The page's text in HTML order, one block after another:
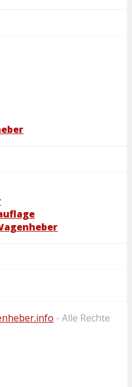
- Alle Rechte